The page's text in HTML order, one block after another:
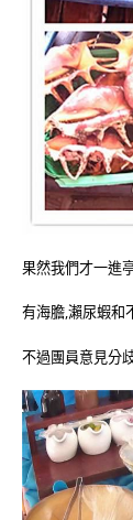
果然我們才一進
有海膽,瀨尿蝦和
不過團員意見分